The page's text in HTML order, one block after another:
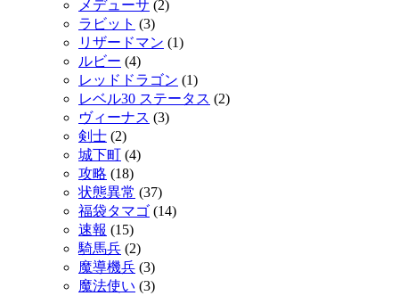
メデューサ (2)
ラビット (3)
リザードマン (1)
ルビー (4)
レッドドラゴン (1)
レベル30 ステータス (2)
ヴィーナス (3)
剣士 (2)
城下町
(4)
攻略 (18)
状態異常 (37)
福袋タマゴ (14)
速報 (15)
騎馬兵 (2)
魔導機兵 (3)
魔法使い (3)